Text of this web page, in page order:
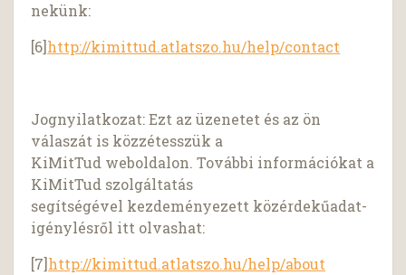
nekünk:
[6]http://kimittud.atlatszo.hu/help/contact
Jognyilatkozat: Ezt az üzenetet és az ön
válaszát is közzétesszük a
KiMitTud weboldalon. További információkat a
KiMitTud szolgáltatás
segítségével kezdeményezett közérdekűadat-
igénylésről itt olvashat:
[7]http://kimittud.atlatszo.hu/help/about